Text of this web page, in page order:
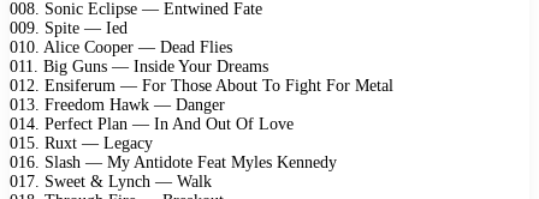
008. Sonic Eclipse — Entwined Fate
009. Spite — Ied
010. Alice Cooper — Dead Flies
011. Big Guns — Inside Your Dreams
012. Ensiferum — For Those About To Fight For Metal
013. Freedom Hawk — Danger
014. Perfect Plan — In And Out Of Love
015. Ruxt — Legacy
016. Slash — My Antidote Feat Myles Kennedy
017. Sweet & Lynch — Walk